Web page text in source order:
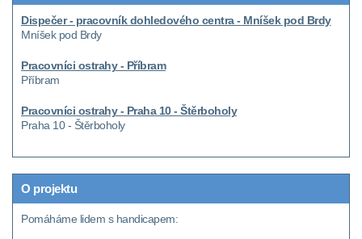
Dispečer - pracovník dohledového centra - Mníšek pod Brdy
Mníšek pod Brdy
Pracovníci ostrahy - Příbram
Příbram
Pracovníci ostrahy - Praha 10 - Štěrboholy
Praha 10 - Štěrboholy
O projektu
Pomáháme lidem s handicapem: